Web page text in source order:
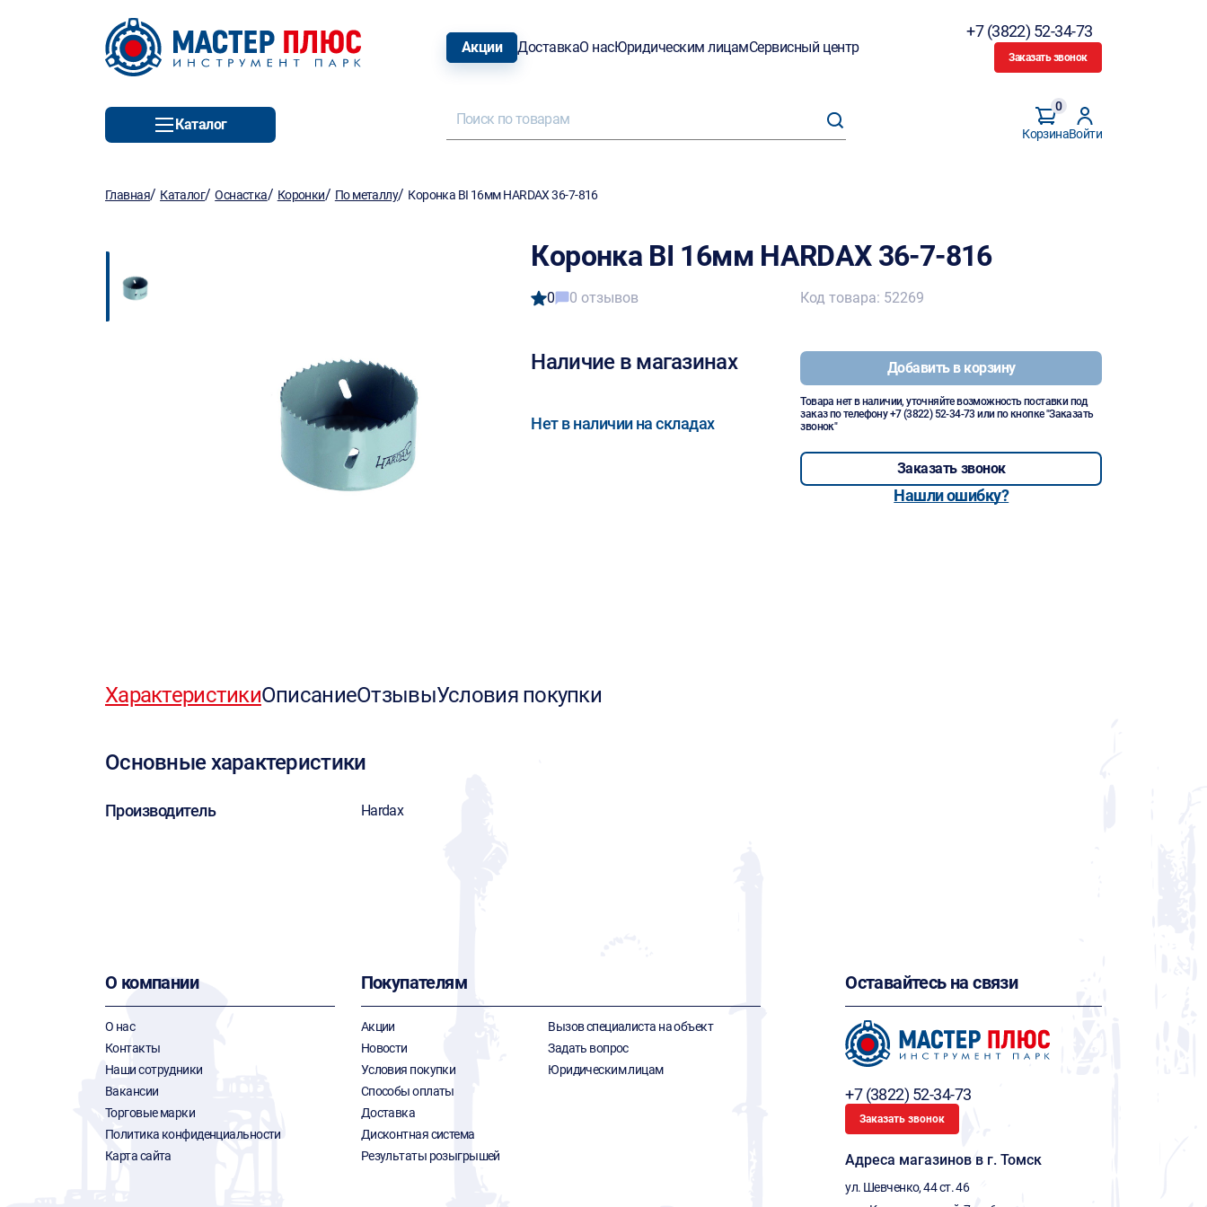
Акции ДоставкаО насЮридическим лицамСервисный центр
+7 (3822) 52-34-73
Заказать звонок
Каталог
Корзина
0
Войти
Главная/ Каталог/Оснастка/ Коронки/ По металлу/ Коронка BI 16мм HARDAX 36-7-816
Коронка BI 16мм HARDAX 36-7-816
0 0 отзывов
Наличие в магазинах
Нет в наличии на складах
Код товара: 52269
Добавить в корзину
Товара нет в наличии, уточняйте возможность поставки под
заказ по телефону+7 (3822) 52-34-73 или по кнопке "Заказать
звонок"
Заказать звонок
Нашли ошибку?
ХарактеристикиОписаниеОтзывыУсловия покупки
Основные характеристики
Производитель Hardax
О компании
О нас
Контакты
Наши сотрудники
Вакансии
Торговые марки
Политика конфиденциальности
Карта сайта
Покупателям
Акции
Новости
Условия покупки
Способы оплаты
Доставка
Дисконтная система
Результаты розыгрышей
Вызов специалиста на объект
Задать вопрос
Юридическим лицам
Оставайтесь на связи
+7 (3822) 52-34-73
Заказать звонок
Адреса магазинов в г. Томск
ул. Шевченко, 44 ст. 46